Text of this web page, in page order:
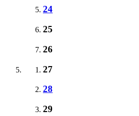
24
25
26
27
28
29